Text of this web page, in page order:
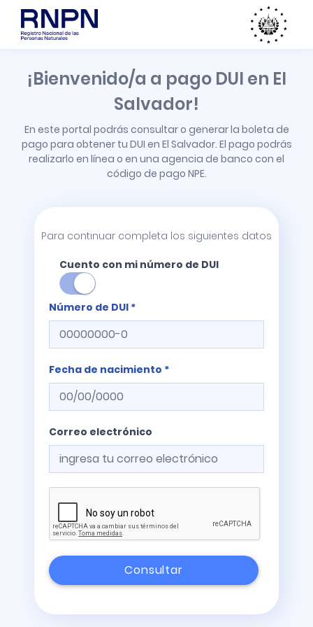
¡Bienvenido/a a pago DUI en El
Salvador!
En este portal podrás consultar o generar la boleta de
pago para obtener tu DUI en El Salvador. El pago podrás
realizarlo en línea o en una agencia de banco con el
código de pago NPE.
Para continuar completa los siguientes datos
Cuento con mi número de DUI
Número de DUI *
Fecha de nacimiento *
Correo electrónico